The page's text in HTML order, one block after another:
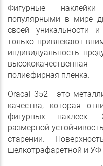
Фигурные
популярными в мире
своей уникальности
только привлекают
индивидуальность
полиєфирная пленка.
Oracal 352 - это
качества, которая
фигурных наклеек.
размерной
старении.
шелкотрафаретной и УФ